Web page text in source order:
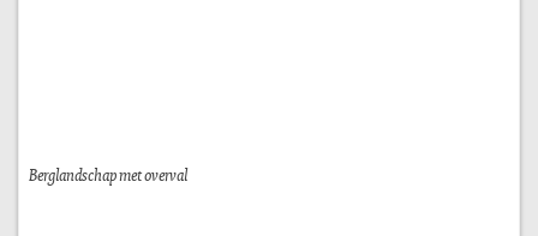
Berglandschap met overval